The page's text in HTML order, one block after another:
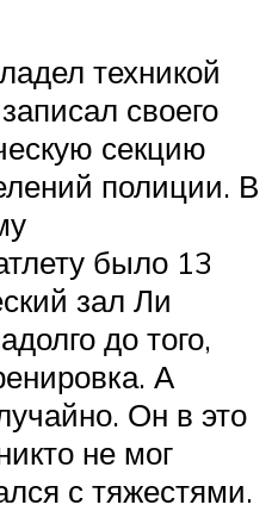
техникой
своего
секцию
полиции. В
было 13
зал Ли
до того,
А
Он в это
не мог
с тяжестями.